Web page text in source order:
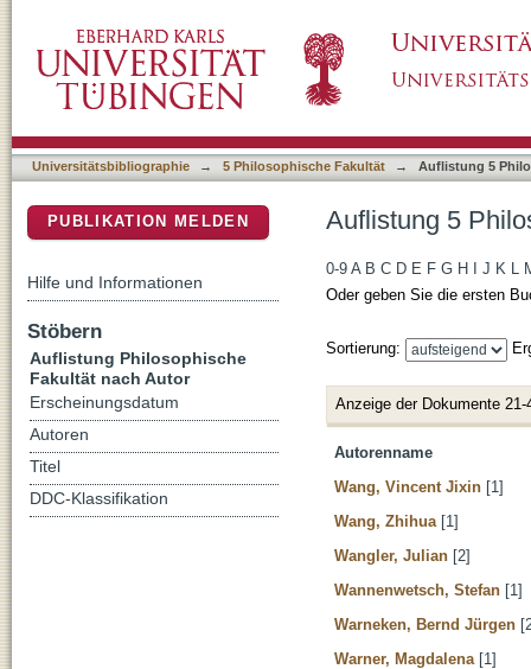
Universitätsbibliographie → 5 Philosophische Fakultät → Auflistung 5
Auflistung 5
0-9 A B C D E F G H J K L
Oder geben Sie die ersten
Sortierung:
Anzeige der Dokumente 21-
Autorenname
Wang, Vincent Jixin [1]
Wang, Zhihua [1]
Wangler, Julian [2]
Wannenwetsch, Stefan [1]
Warneken, Bernd Jürgen
Warner, Magdalena [1]
PUBLIKATION MELDEN
Hilfe und Informationen
Stöbern
Auflistung Philosophische
Fakultät nach Autor
Erscheinungsdatum
Autoren
Titel
DDC-Klassifikation